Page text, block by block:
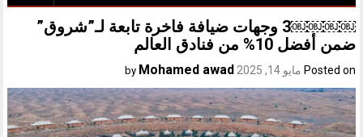
￼￼￼￼3 وجهات ضيافة فاخرة تابعة لـ”شروق”
ضمن أفضل 10% من فنادق العالم
Posted on مايو 14, 2025 Mohamed awad